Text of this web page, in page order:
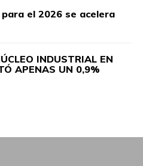
el 2026 se acelera
INDUSTRIAL EN
APENAS UN 0,9%